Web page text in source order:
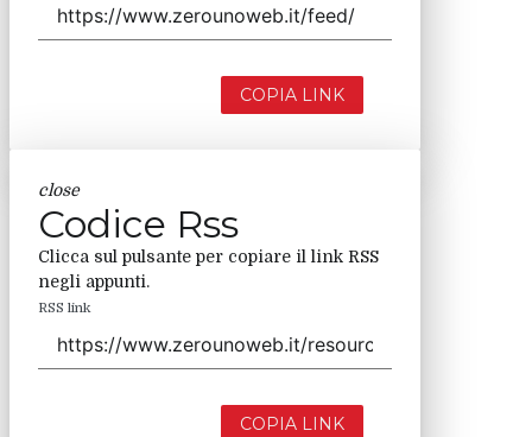
COPIA LINK
close
Codice Rss
Clicca sul pulsante per copiare il link RSS
negli appunti.
RSS link
COPIA LINK